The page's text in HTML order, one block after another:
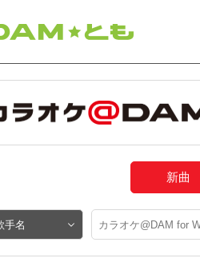
新曲